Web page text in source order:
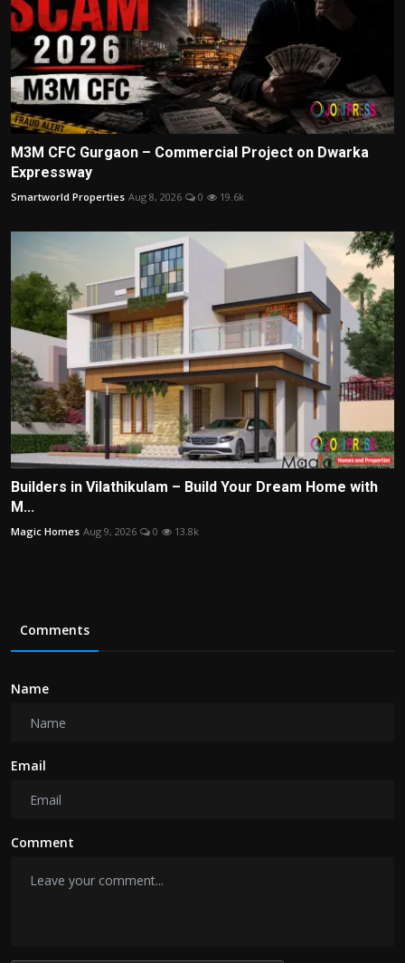
M3M CFC Gurgaon – Commercial Project on Dwarka
Expressway
Smartworld Properties Aug 8, 2026 0 19.6k
Builders in Vilathikulam – Build Your Dream Home with
M...
Magic Homes Aug 9, 2026 0 13.8k
Comments
Name
Email
Comment